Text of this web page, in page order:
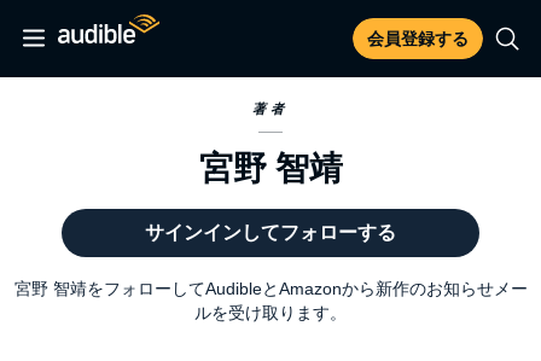
会員登録する
著者
宮野 智靖
サインインしてフォローする
宮野 智靖をフォローしてAudibleとAmazonから新作のお知らせメー
ルを受け取ります。